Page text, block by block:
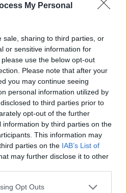
My Personal
sale, sharing to third parties, or
or sensitive information for
use the below opt-out
Please note that after your
you may continue seeing
personal information utilized by
to third parties prior to
opt-out of the further
by third parties on the
This information may
parties on the IAB’s List of
may further disclose it to other
app uses one or more Google
Opt Outs
υποχρεωτικός
12/2021 - 09:36
– Αυστρία: Ο
εμβολιασμός θα
από τα 14 έτη
12/2021 - 21:30
θα πληρώνουν πρόστιμο
οι ανεμβολίαστοι –
και προσαυξήσεις